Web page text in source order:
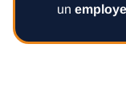
un